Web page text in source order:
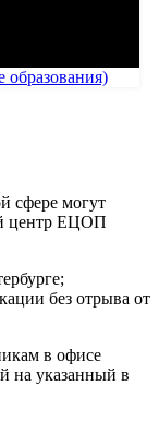
образования)
сфере могут
центр ЕЦОП
без отрыва от
в офисе
на указанный в